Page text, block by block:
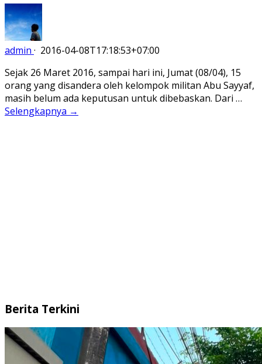
admin · 2016-04-08T17:18:53+07:00
Sejak 26 Maret 2016, sampai hari ini, Jumat (08/04), 15
orang yang disandera oleh kelompok militan Abu Sayyaf,
masih belum ada keputusan untuk dibebaskan. Dari …
Selengkapnya →
Berita Terkini